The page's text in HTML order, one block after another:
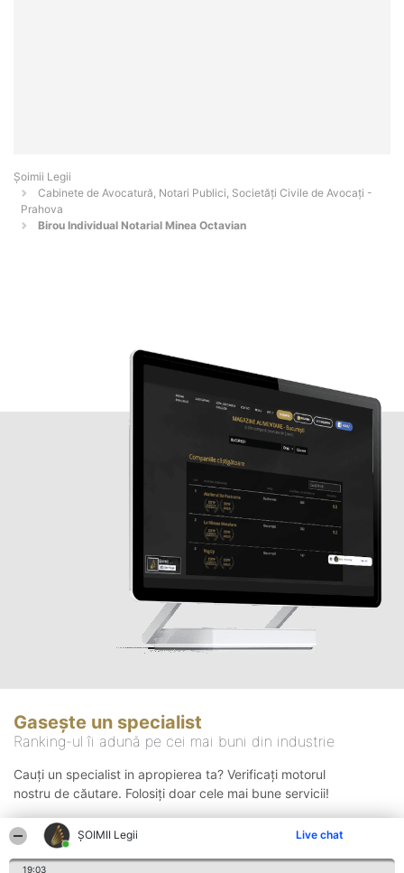
ȘOIMII Legii Live chat
19:03
Șoimii Legii
Cabinete de Avocatură, Notari Publici, Societăți Civile de Avocați -
Prahova
Birou Individual Notarial Minea Octavian
Gasește un specialist
Ranking-ul îi adună pe cei mai buni din industrie
Cauți un specialist in apropierea ta? Verificați motorul
nostru de căutare. Folosiți doar cele mai bune servicii!